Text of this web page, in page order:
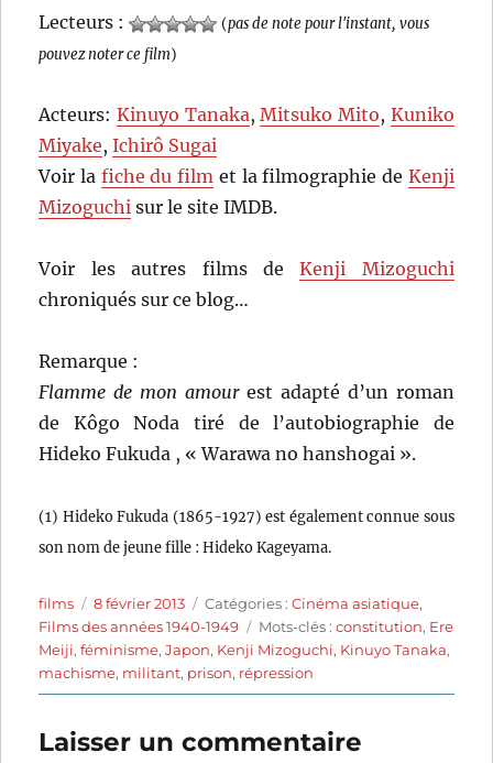
Lecteurs : (pas de note pour l'instant, vous
pouvez noter ce film)
Acteurs: Kinuyo Tanaka,Mitsuko Mito, Kuniko
Miyake,Ichirô Sugai
Voir la fiche du film et la filmographie de Kenji
Mizoguchi sur le site IMDB.
Voir les autres films deKenji Mizoguchi
chroniqués sur ce blog…
Remarque :
Flamme de mon amourest adapté d’un roman
de Kôgo Noda tiré de l’autobiographie de
Hideko Fukuda , « Warawa no hanshogai ».
(1) Hideko Fukuda (1865-1927) est également connue sous
son nom de jeune fille : Hideko Kageyama.
Auteur
films
Publié
le
8 février 2013 Catégories
Catégories :Cinéma asiatique,
Films des années 1940-1949
Étiquettes
Mots-clés :constitution, Ere
Meiji,féminisme,Japon, Kenji Mizoguchi, Kinuyo Tanaka,
machisme, militant, prison, répression
Laisser un commentaire